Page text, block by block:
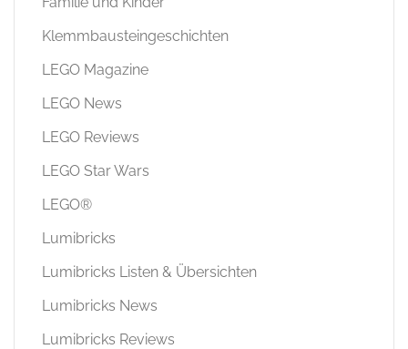
Klemmbausteingeschichten
LEGO Magazine
LEGO News
LEGO Reviews
LEGO Star Wars
LEGO®
Lumibricks
Lumibricks Listen & Übersichten
Lumibricks News
Lumibricks Reviews